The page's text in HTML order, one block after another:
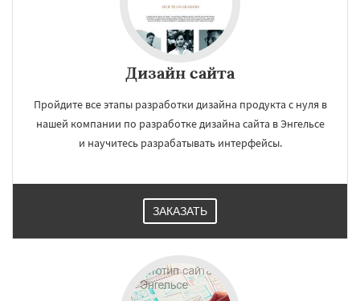
Дизайн сайта
Пройдите все этапы разработки дизайна продукта с нуля в
нашей компании по разработке дизайна сайта в Энгельсе
и научитесь разрабатывать интерфейсы.
ЗАКАЗАТЬ